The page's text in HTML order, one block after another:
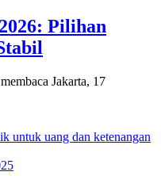
Pilihan
Jakarta, 17